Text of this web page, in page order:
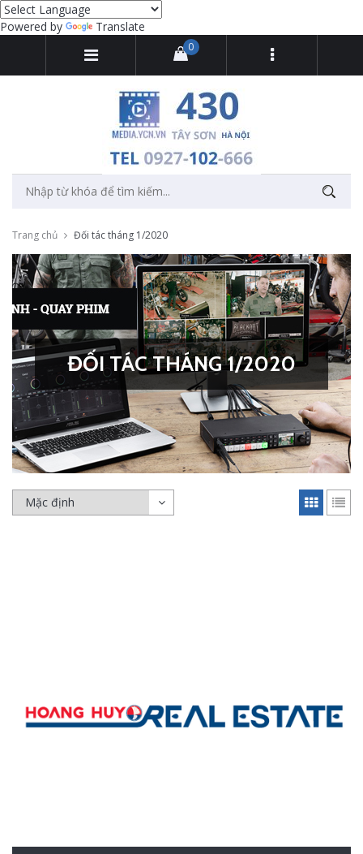
Powered by Translate
0
Trang chủ Đối tác tháng 1/2020
ĐỐI TÁC THÁNG 1/2020